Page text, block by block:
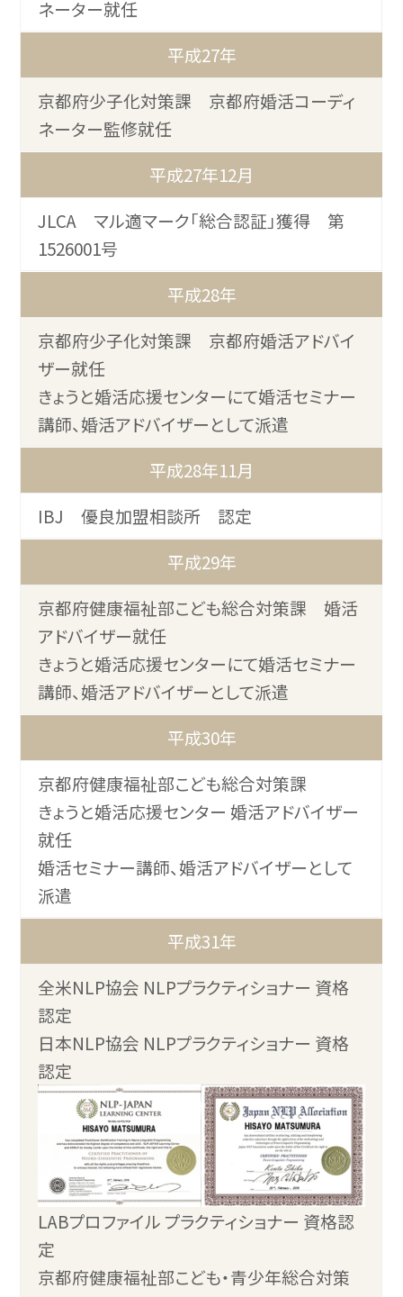
ネーター就任
平成27年
京都府少子化対策課 京都府婚活コーディ
ネーター監修就任
平成27年12月
JLCA マル適マーク「総合認証」獲得 第
1526001号
平成28年
京都府少子化対策課 京都府婚活アドバイ
ザー就任
きょうと婚活応援センターにて婚活セミナー
講師、婚活アドバイザーとして派遣
平成28年11月
IBJ 優良加盟相談所 認定
平成29年
京都府健康福祉部こども総合対策課 婚活
アドバイザー就任
きょうと婚活応援センターにて婚活セミナー
講師、婚活アドバイザーとして派遣
平成30年
京都府健康福祉部こども総合対策課
きょうと婚活応援センター 婚活アドバイザー
就任
婚活セミナー講師、婚活アドバイザーとして
派遣
平成31年
全米NLP協会 NLPプラクティショナー 資格
認定
日本NLP協会 NLPプラクティショナー 資格
認定
LABプロファイル プラクティショナー 資格認
定
京都府健康福祉部こども・青少年総合対策